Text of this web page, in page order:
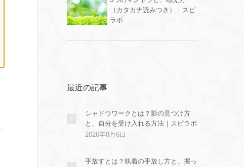
（カタカナ読みつき）｜スピ
ラボ
最近の記事
シャドウワークとは？影の見つけ方
と、自分を受け入れる方法｜スピラボ
2026年8月6日
手放すとは？執着の手放し方と、握っ